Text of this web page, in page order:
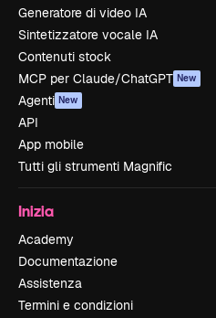
Generatore di video IA
Sintetizzatore vocale IA
Contenuti stock
MCP per Claude/ChatGPT New
Agenti New
API
App mobile
Tutti gli strumenti Magnific
Inizia
Academy
Documentazione
Assistenza
Termini e condizioni